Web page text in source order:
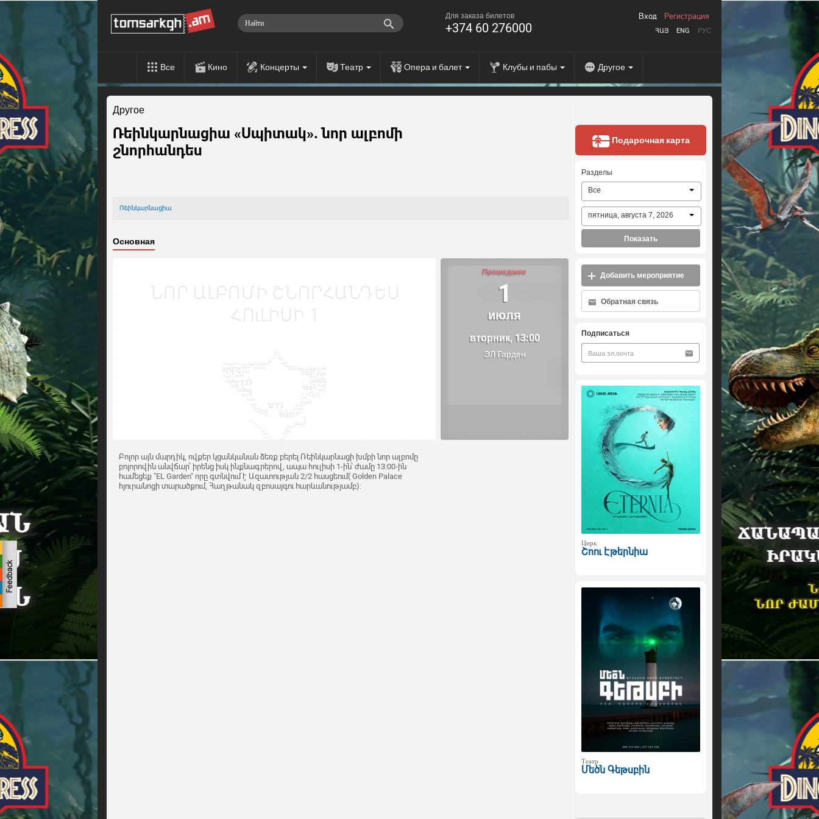
Для заказа билетов
+374 60 276000 ՀԱՅ ENG РУС
Вход Регистрация
Все Кино Концерты Театр Опера и балет Клубы и пабы Другое
Другое
Ռեինկարնացիա «Սպիտակ». նոր ալբոմի
շնորհանդես
Ռեինկարնացիա
Основная
Прошедшее
1
июля
вторник, 13:00
ЭЛ Гарден
Բոլոր այն մարդիկ, ովքեր կցանկանան ձեռք բերել Ռեինկարնացի խմբի նոր ալբոմը
բոլորովին անվճար՝ իրենց իսկ ինքնագրերով, ապա հուլիսի 1-ին՝ ժամը 13:00-ին
համեցեք "EL Garden" որը գտնվում է Ազատության 2/2 հասցեում( Golden Palace
հյուրանոցի տարածքում, Հաղթանակ զբոսայգու հարևանությամբ):
Подарочная карта
Разделы
Все
пятница, августа 7, 2026
Показать
Добавить мероприятие
Обратная связь
Подписаться
Цирк
Շոու Էթերնիա
Театр
Մեծն Գեթսբին